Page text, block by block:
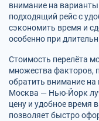
внимание на
подходящий рейс с
сэкономить время и
особенно при
Стоимость перелёта
множества факторов,
обратить внимание
Москва — Нью-Йорк
цену и удобное время
позволяет быстро